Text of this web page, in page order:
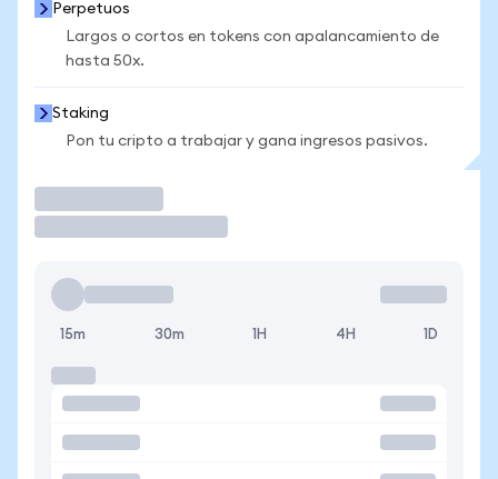
Perpetuos
Largos o cortos en tokens con apalancamiento de
hasta 50x.
Staking
Pon tu cripto a trabajar y gana ingresos pasivos.
15m 30m 1H 4H 1D